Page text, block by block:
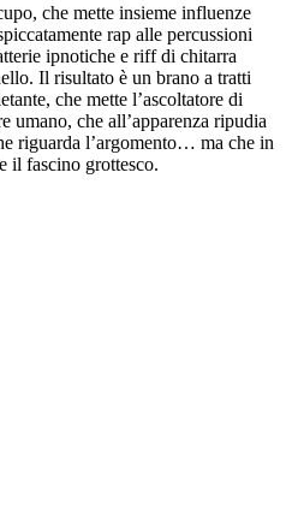
che mette insieme influenze
rap alle percussioni
ipnotiche e riff di chitarra
Il risultato è un brano a tratti
che mette l’ascoltatore di
umano, che all’apparenza ripudia
riguarda l’argomento… ma che in
il fascino grottesco.